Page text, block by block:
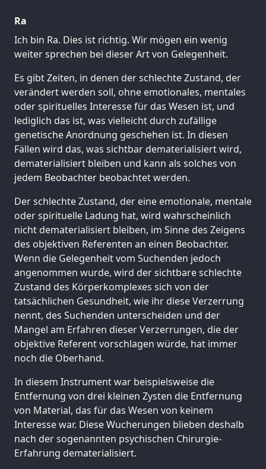
Ra
Ich bin Ra. Dies ist richtig. Wir mögen ein wenig
weiter sprechen bei dieser Art von Gelegenheit.
Es gibt Zeiten, in denen der schlechte Zustand, der
verändert werden soll, ohne emotionales, mentales
oder spirituelles Interesse für das Wesen ist, und
lediglich das ist, was vielleicht durch zufällige
genetische Anordnung geschehen ist. In diesen
Fällen wird das, was sichtbar dematerialisiert wird,
dematerialisiert bleiben und kann als solches von
jedem Beobachter beobachtet werden.
Der schlechte Zustand, der eine emotionale, mentale
oder spirituelle Ladung hat, wird wahrscheinlich
nicht dematerialisiert bleiben, im Sinne des Zeigens
des objektiven Referenten an einen Beobachter.
Wenn die Gelegenheit vom Suchenden jedoch
angenommen wurde, wird der sichtbare schlechte
Zustand des Körperkomplexes sich von der
tatsächlichen Gesundheit, wie ihr diese Verzerrung
nennt, des Suchenden unterscheiden und der
Mangel am Erfahren dieser Verzerrungen, die der
objektive Referent vorschlagen würde, hat immer
noch die Oberhand.
In diesem Instrument war beispielsweise die
Entfernung von drei kleinen Zysten die Entfernung
von Material, das für das Wesen von keinem
Interesse war. Diese Wucherungen blieben deshalb
nach der sogenannten psychischen Chirurgie-
Erfahrung dematerialisiert.